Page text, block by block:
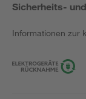
Sicherheits-
Informationen zur